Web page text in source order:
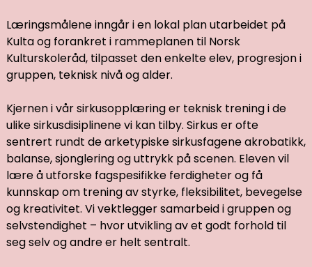
Læringsmålene inngår i en lokal plan utarbeidet på
Kulta og forankret i rammeplanen til Norsk
Kulturskoleråd, tilpasset den enkelte elev, progresjon i
gruppen, teknisk nivå og alder.
Kjernen i vår sirkusopplæring er teknisk trening i de
ulike sirkusdisiplinene vi kan tilby. Sirkus er ofte
sentrert rundt de arketypiske sirkusfagene akrobatikk,
balanse, sjonglering og uttrykk på scenen. Eleven vil
lære å utforske fagspesifikke ferdigheter og få
kunnskap om trening av styrke, fleksibilitet, bevegelse
og kreativitet. Vi vektlegger samarbeid i gruppen og
selvstendighet – hvor utvikling av et godt forhold til
seg selv og andre er helt sentralt.